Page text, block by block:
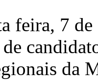
feira, 7
da